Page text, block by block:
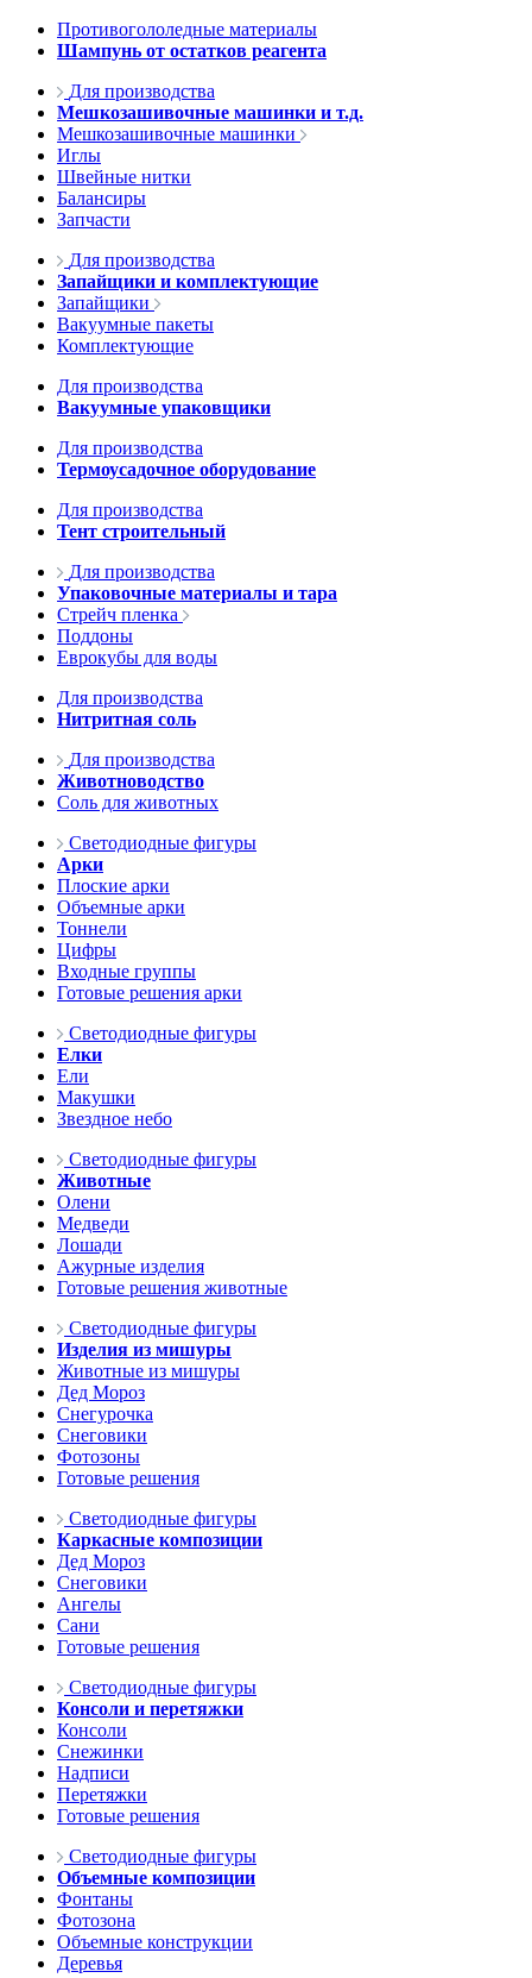
Противогололедные материалы
Шампунь от остатков реагента
Для производства
Мешкозашивочные машинки и т.д.
Мешкозашивочные машинки
Иглы
Швейные нитки
Балансиры
Запчасти
Для производства
Запайщики и комплектующие
Запайщики
Вакуумные пакеты
Комплектующие
Для производства
Вакуумные упаковщики
Для производства
Термоусадочное оборудование
Для производства
Тент строительный
Для производства
Упаковочные материалы и тара
Стрейч пленка
Поддоны
Еврокубы для воды
Для производства
Нитритная соль
Для производства
Животноводство
Соль для животных
Светодиодные фигуры
Арки
Плоские арки
Объемные арки
Тоннели
Цифры
Входные группы
Готовые решения арки
Светодиодные фигуры
Елки
Ели
Макушки
Звездное небо
Светодиодные фигуры
Животные
Олени
Медведи
Лошади
Ажурные изделия
Готовые решения животные
Светодиодные фигуры
Изделия из мишуры
Животные из мишуры
Дед Мороз
Снегурочка
Снеговики
Фотозоны
Готовые решения
Светодиодные фигуры
Каркасные композиции
Дед Мороз
Снеговики
Ангелы
Сани
Готовые решения
Светодиодные фигуры
Консоли и перетяжки
Консоли
Снежинки
Надписи
Перетяжки
Готовые решения
Светодиодные фигуры
Объемные композиции
Фонтаны
Фотозона
Объемные конструкции
Деревья